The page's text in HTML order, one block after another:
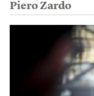
Piero Zardo